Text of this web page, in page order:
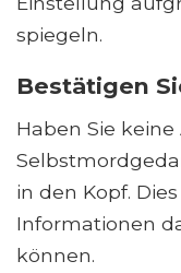
spiegeln.
Bestätigen
Haben Sie
in den Kopf.
Informationen
können.